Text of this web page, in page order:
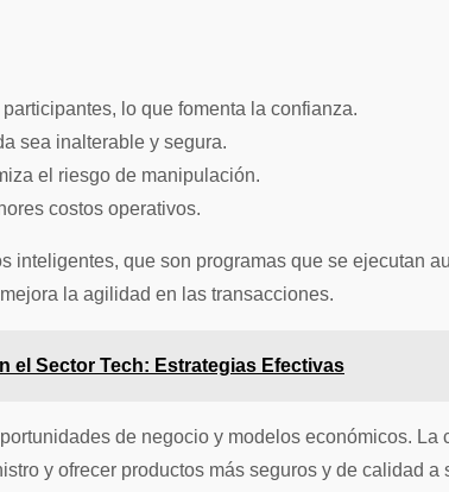
lo que fomenta la confianza.
sea inalterable y segura.
el riesgo de manipulación.
costos operativos.
inteligentes, que son programas que se ejecutan
la agilidad en las transacciones.
el Sector Tech: Estrategias Efectivas
de negocio y modelos económicos. La
y ofrecer productos más seguros y de calidad a